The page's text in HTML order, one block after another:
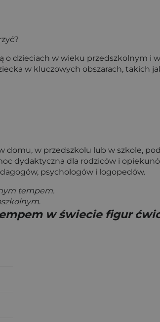
dzieciach w wieku przedszkolnym i
w kluczowych obszarach, takich
w przedszkolu lub w szkole,
dydaktyczna dla rodziców i
psychologów i logopedów.
tempem.
.
w świecie figur